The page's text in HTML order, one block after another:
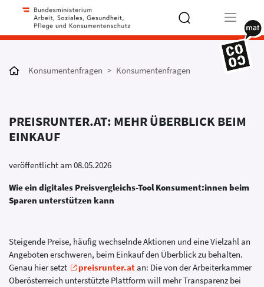
more
Konsumentenfragen Konsumentenfragen
PREISRUNTER.AT: MEHR ÜBERBLICK BEIM
EINKAUF
veröffentlicht am 08.05.2026
Wie ein digitales Preisvergleichs-Tool Konsument:innen beim
Sparen unterstützen kann
Steigende Preise, häufig wechselnde Aktionen und eine Vielzahl an
Angeboten erschweren, beim Einkauf den Überblick zu behalten.
Genau hier setzt
preisrunter.atan: Die von der Arbeiterkammer
Oberösterreich unterstützte Plattform will mehr Transparenz bei